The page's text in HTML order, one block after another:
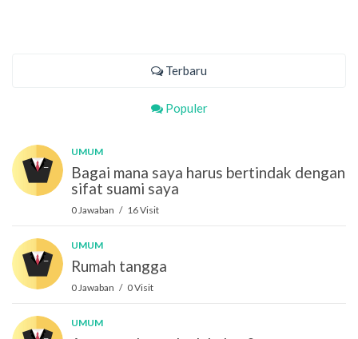
Terbaru
Populer
UMUM
Bagai mana saya harus bertindak dengan
sifat suami saya
0 Jawaban / 16 Visit
UMUM
Rumah tangga
0 Jawaban / 0 Visit
UMUM